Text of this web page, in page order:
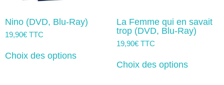
Nino (DVD, Blu-Ray)
19,90€ TTC
Choix des optionsproduit
La Femme qui en savait
trop (DVD, Blu-Ray)
19,90€ TTC
Choix des optionsproduit